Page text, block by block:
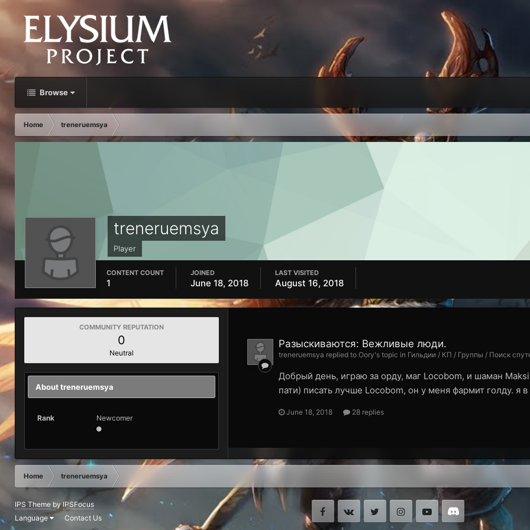
Browse
Home treneruemsya
treneruemsya
Player
CONTENT COUNT
1
JOINED
June 18, 2018
LAST VISITED
August 16, 2018
COMMUNITY REPUTATION
0
Neutral
About treneruemsya
Rank Newcomer
Разыскиваются: Вежливые люди.
treneruemsya replied to Oory's topic in Гильдии / КП / Группы / Поиск
Добрый день, играю за орду, маг Locobom, и шаман
пати) писать лучше Locobom, он у меня фармит голду. я
June 18, 2018 28 replies
Home treneruemsya
IPS Theme byIPSFocus
Language
Contact Us
FacebookVK Twitter InstagramYoutubeDiscord